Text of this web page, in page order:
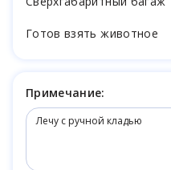
Готов взять животное
Примечание: